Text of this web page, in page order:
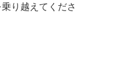
り越えてくださ